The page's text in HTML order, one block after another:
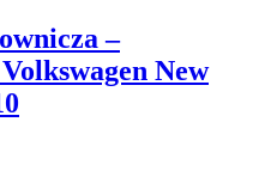
–
New